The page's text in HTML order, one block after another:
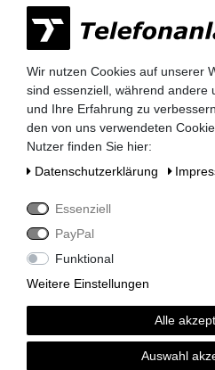
Kauf auf
Behörden, Banken,
öffentliche & staatliche
Universitäten und
Rechnung
Email Kontakt
Siemens HiPath 3000
Siemens HiPath 3350 / 3550
Siemens HiPath 3300 / 3500
Siemens HiPath 3800
Siemens HiPath 3750 / 3700
Siemens HiPath
Siemens HiPath Dect Sender
Wir nutzen Cookies auf unserer
sind essenziell, während andere
und Ihre Erfahrung zu
den von uns verwendeten
Nutzer finden Sie hier:
Daten­schutz­erklärung
Essenziell
PayPal
Funktional
Weitere Einstellungen
Alle
Auswahl